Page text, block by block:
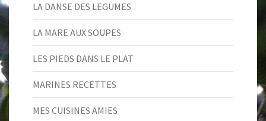
LA DANSE DES LEGUMES
LA MARE AUX SOUPES
LES PIEDS DANS LE PLAT
MARINES RECETTES
MES CUISINES AMIES